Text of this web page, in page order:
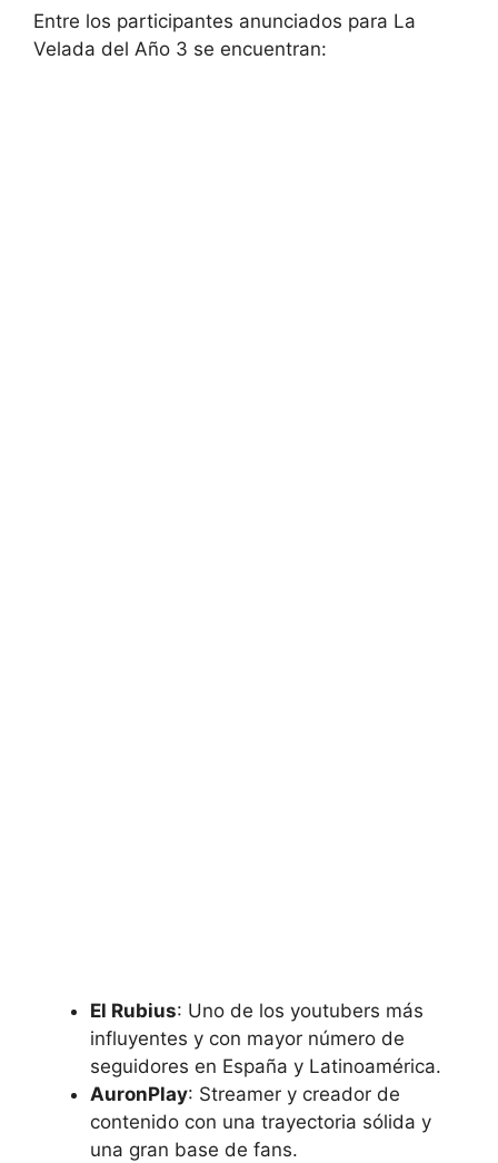
Entre los participantes anunciados para La
Velada del Año 3 se encuentran:
El Rubius: Uno de los youtubers más
influyentes y con mayor número de
seguidores en España y Latinoamérica.
AuronPlay: Streamer y creador de
contenido con una trayectoria sólida y
una gran base de fans.